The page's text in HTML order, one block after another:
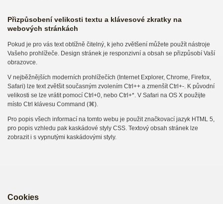
Přizpůsobení velikosti textu a klávesové zkratky na
webových stránkách
Pokud je pro vás text obtížně čitelný, k jeho zvětšení můžete použít nástroje
Vašeho prohlížeče. Design stránek je responzivní a obsah se přizpůsobí Vaší
obrazovce.
V nejběžnějších moderních prohlížečích (Internet Explorer, Chrome, Firefox,
Safari) lze text zvětšit současným zvolením Ctrl++ a zmenšít Ctrl+-. K původní
velikosti se lze vrátit pomocí Ctrl+0, nebo Ctrl+*. V Safari na OS X použijte
místo Ctrl klávesu Command (⌘).
Pro popis všech informací na tomto webu je použit značkovací jazyk HTML 5,
pro popis vzhledu pak kaskádové styly CSS. Textový obsah stránek lze
zobrazit i s vypnutými kaskádovými styly.
Cookies